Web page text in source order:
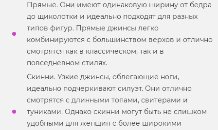
Прямые. Они имеют одинаковую ширину от бедра
до щиколотки и идеально подходят для разных
типов фигур. Прямые джинсы легко
комбинируются с большинством верхов и отлично
смотрятся как в классическом, так и в
повседневном стилях.
Скинни. Узкие джинсы, облегающие ноги,
идеально подчеркивают силуэт. Они отлично
смотрятся с длинными топами, свитерами и
туниками. Однако скинни могут быть не слишком
удобными для женщин с более широкими